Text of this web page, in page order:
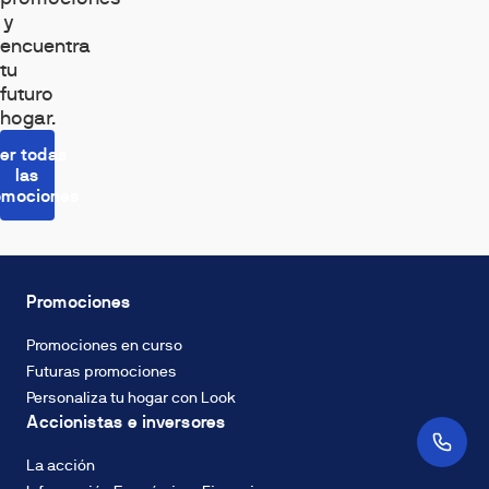
respecto
de
otros
sistemas
de
calefacción
eléctrica
de
y
encuentra
tu
futuro
hogar.
todas
las
Promociones
Promociones en curso
Futuras promociones
Personaliza tu hogar con Look
Accionistas e inversores
La acción